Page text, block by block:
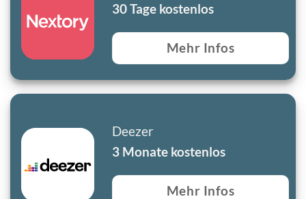
30 Tage kostenlos
Mehr Infos
Deezer
3 Monate kostenlos
Mehr Infos